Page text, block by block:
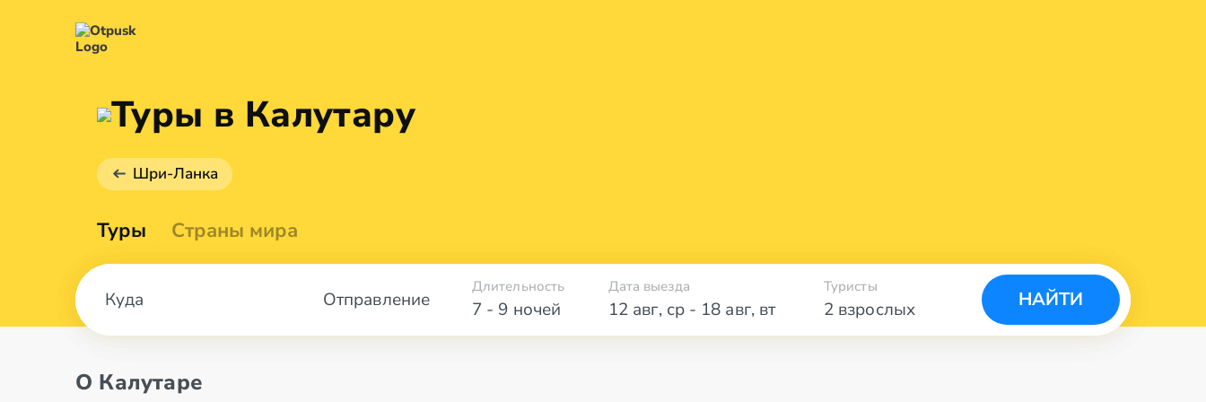
Туры в Калутару
Шри-Ланка
Туры Страны мира
Отправление 7 - 9 ночей
Длительность Дата выезда
12 авг, ср- 18 авг, вт 2 взрослых
Туристы
НАЙТИ
О Калутаре